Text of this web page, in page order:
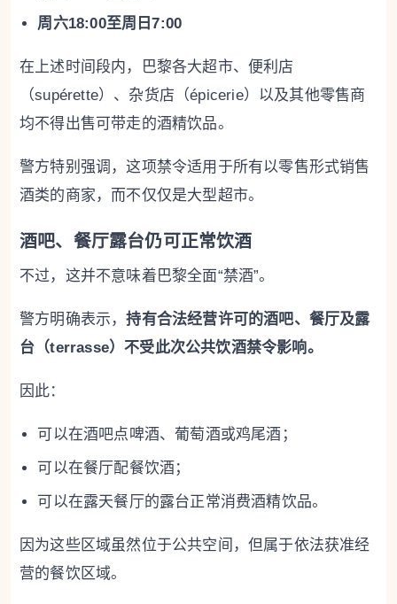
周六18:00至周日7:00
在上述时间段内，巴黎各大超市、便利店
（supérette）、杂货店（épicerie）以及其他零售商
均不得出售可带走的酒精饮品。
警方特别强调，这项禁令适用于所有以零售形式销售
酒类的商家，而不仅仅是大型超市。
酒吧、餐厅露台仍可正常饮酒
不过，这并不意味着巴黎全面“禁酒”。
警方明确表示，持有合法经营许可的酒吧、餐厅及露
台（terrasse）不受此次公共饮酒禁令影响。
因此：
可以在酒吧点啤酒、葡萄酒或鸡尾酒；
可以在餐厅配餐饮酒；
可以在露天餐厅的露台正常消费酒精饮品。
因为这些区域虽然位于公共空间，但属于依法获准经
营的餐饮区域。